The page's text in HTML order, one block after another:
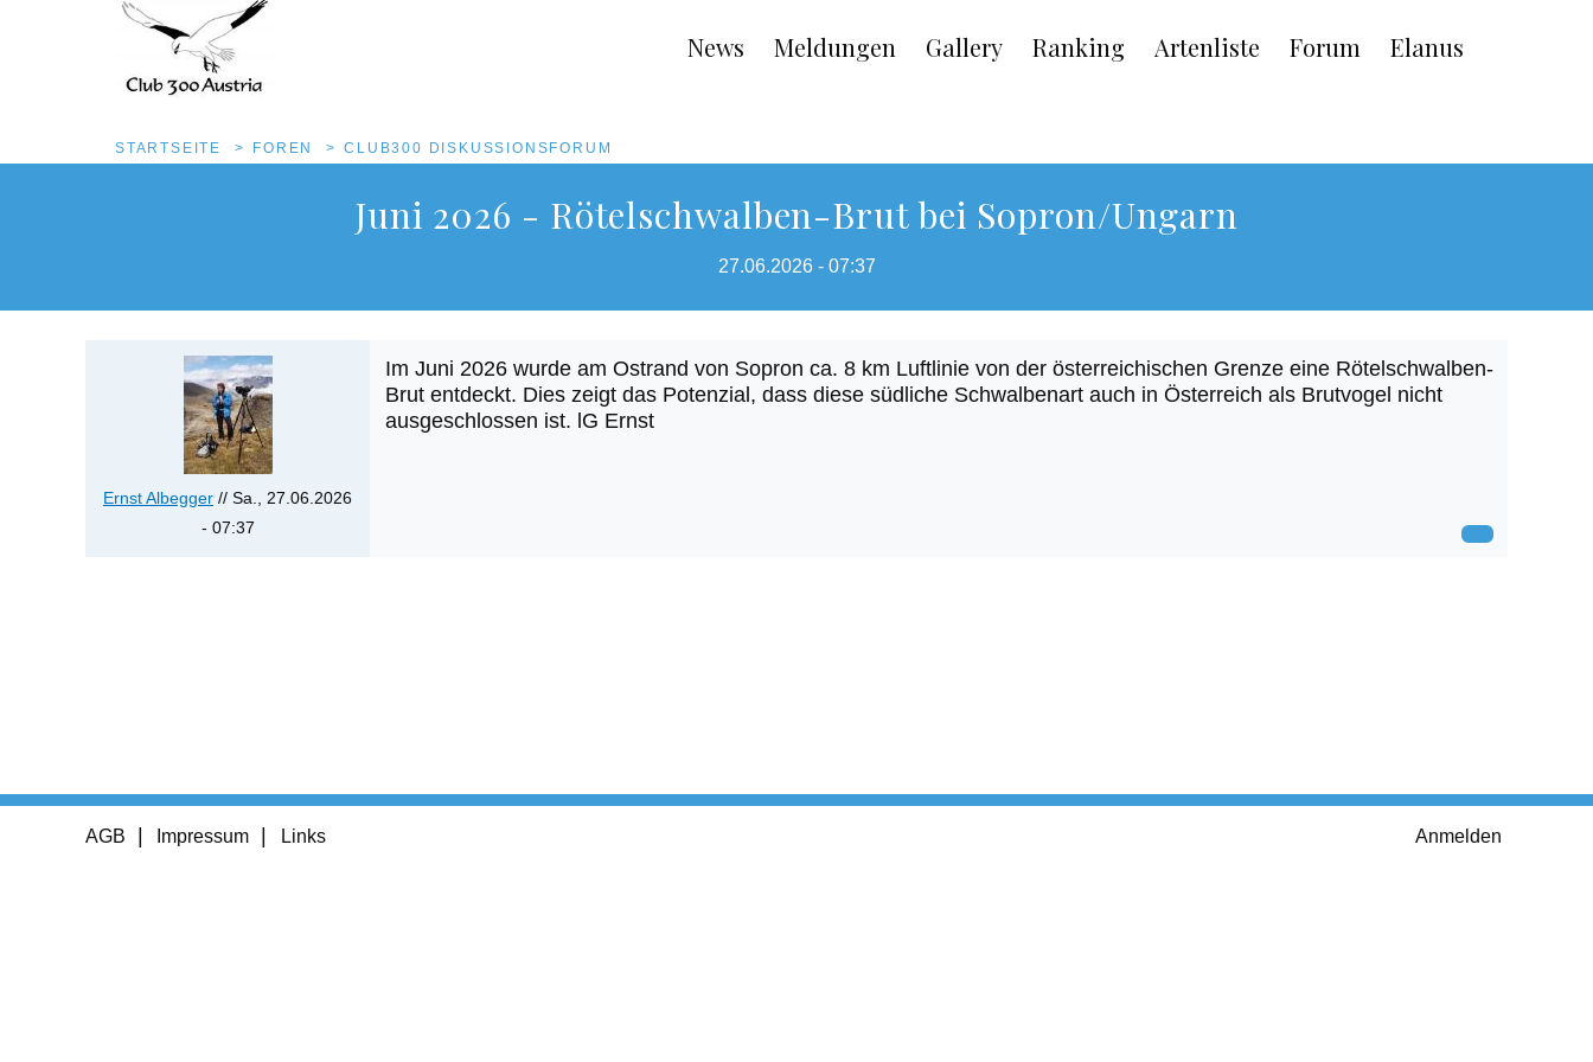
Main
navigation
News Meldungen Gallery Ranking Artenliste Forum Elanus
Pfadnavigation
STARTSEITE FOREN CLUB300 DISKUSSIONSFORUM
Juni 2026 - Rötelschwalben-Brut bei Sopron/Ungarn
27.06.2026 - 07:37
Ernst Albegger // Sa., 27.06.2026
- 07:37
Im Juni 2026 wurde am Ostrand von Sopron ca. 8 km Luftlinie von der österreichischen Grenze eine Rötelschwalben-
Brut entdeckt. Dies zeigt das Potenzial, dass diese südliche Schwalbenart auch in Österreich als Brutvogel nicht
ausgeschlossen ist. lG Ernst
Footer
AGB Impressum Links Anmelden